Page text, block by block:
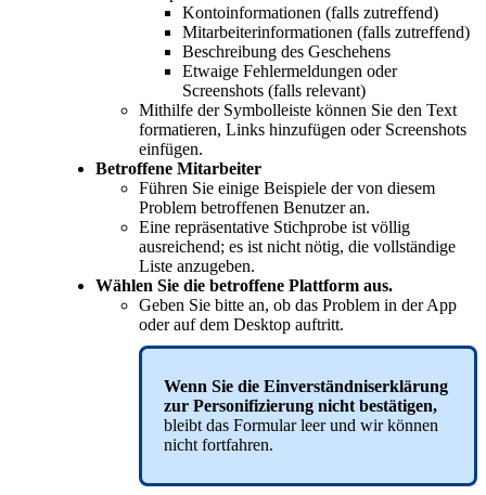
Kontoinformationen (falls zutreffend)
Mitarbeiterinformationen (falls zutreffend)
Beschreibung des Geschehens
Etwaige Fehlermeldungen oder
Screenshots (falls relevant)
Mithilfe der Symbolleiste können Sie den Text
formatieren, Links hinzufügen oder Screenshots
einfügen.
Betroffene Mitarbeiter
Führen Sie einige Beispiele der von diesem
Problem betroffenen Benutzer an.
Eine repräsentative Stichprobe ist völlig
ausreichend; es ist nicht nötig, die vollständige
Liste anzugeben.
Wählen Sie die betroffene Plattform aus.
Geben Sie bitte an, ob das Problem in der App
oder auf dem Desktop auftritt.
Wenn Sie die Einverständniserklärung
zur Personifizierung nicht bestätigen,
bleibt das Formular leer und wir können
nicht fortfahren.